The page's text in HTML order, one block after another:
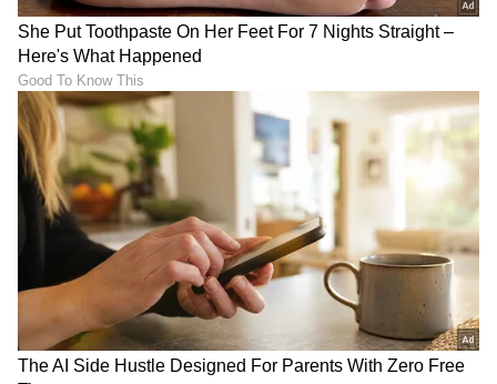
ಭಾರತದ ಸ್ಥಿತಿ ಹೃದಯವಿದ್ರಾವಕ,
ನೆರವು ನೀಡ್ತೇವೆ: ಕಮಲಾ!
ಕಮಲಾರದ್ದು ಬಹುಮುಖಿ ವ್ಯಕ್ತಿತ್ವ ಎಂಬುದನ್ನು ಈ ಪುಸ್ತಕ
ತೆರೆದಿಡುತ್ತದೆ. ಆಕೆಯಲ್ಲಿ ಹಲವು ಆಸಕ್ತಿದಾಯಕ
ವಿಚಾರಗಳಿದ್ದವು. ಅಡುಗೆ ಮಾಡುವುದು, ಹಾಡುವುದು,
ಕುಡಿಯುವುದು, ಪಾರ್ಟಿ ಮಾಡುವುದು ಅವರಿಗೆ ಉಲ್ಲಾಸ
ತರುವ ವಿಷಯಗಳಾಗಿದ್ದವು. ಇಡ್ಲಿ ಸಾಂಬಾರ್ ಜೊತೆಗೆ ಕಮಲಾ
ಚಿಕನ್ ಅಡುಗೆ ಮಾಡುವುದರಲ್ಲಿ ಎತ್ತಿದ ಕೈ. ೨೦೧೪ರಲ್ಲಿ
ಮದುವೆಯಾಗುವ ಮೊದಲೇ ಅವರು ಅಡುಗೆ ಕಲಿತಿದ್ದರು. ಆಕೆ
ಎಷ್ಟು ಪ್ರಾಮಾಣಿಕಳು ಎಂದರೆ ಕಾಲೇಜು ದಿನಗಳಲ್ಲಿ ತಾನು